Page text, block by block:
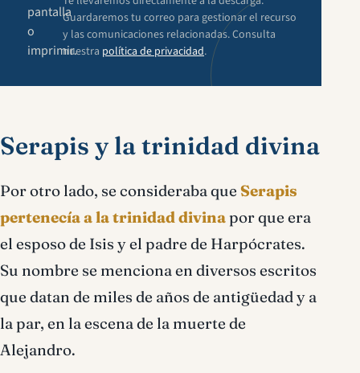
pantalla
o
imprimir.
Guardaremos tu correo para gestionar el recurso
y las comunicaciones relacionadas. Consulta
nuestra política de privacidad.
Serapis y la trinidad divina
Por otro lado, se consideraba que Serapis
pertenecía a la trinidad divinapor que era
el esposo de Isis y el padre de Harpócrates.
Su nombre se menciona en diversos escritos
que datan de miles de años de antigüedad y a
la par, en la escena de la muerte de
Alejandro.